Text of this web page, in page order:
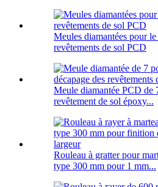
Meules diamantées pour le
revêtements de sol PCD
Meule diamantée PCD de
revêtement de sol époxy...
Rouleau à gratter pour
type 300 mm pour 1 mm...